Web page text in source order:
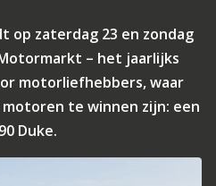
op zaterdag 23 en zondag
– het jaarlijks
motorliefhebbers, waar
te winnen zijn: een
Duke.